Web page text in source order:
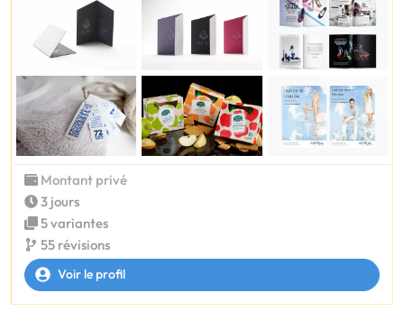
Montant privé
3 jours
5 variantes
55 révisions
Voir le profil